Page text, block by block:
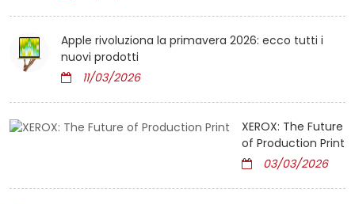
Apple rivoluziona la primavera 2026: ecco tutti i
nuovi prodotti
11/03/2026
XEROX: The Future
of Production Print
03/03/2026